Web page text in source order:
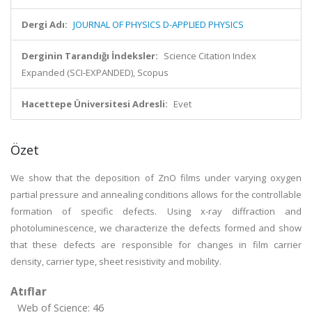
Dergi Adı: JOURNAL OF PHYSICS D-APPLIED PHYSICS
Derginin Tarandığı İndeksler: Science Citation Index
Expanded (SCI-EXPANDED), Scopus
Hacettepe Üniversitesi Adresli: Evet
Özet
We show that the deposition of ZnO films under varying oxygen
partial pressure and annealing conditions allows for the controllable
formation of specific defects. Using x-ray diffraction and
photoluminescence, we characterize the defects formed and show
that these defects are responsible for changes in film carrier
density, carrier type, sheet resistivity and mobility.
Atıflar
Web of Science: 46